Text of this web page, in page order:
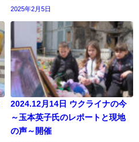
2025年2月5日
2024.12月14日 ウクライナの今
～玉本英子氏のレポートと現地
の声～開催